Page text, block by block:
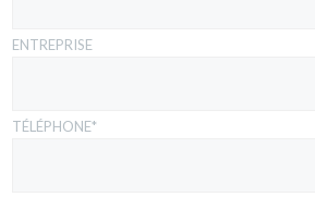
ENTREPRISE
TÉLÉPHONE*